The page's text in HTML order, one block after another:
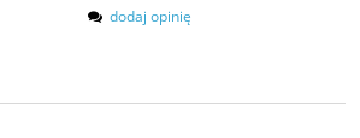
dodaj opinię